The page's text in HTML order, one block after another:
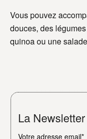
Vous pouvez
douces, des
quinoa ou une
La
Votre adresse email*